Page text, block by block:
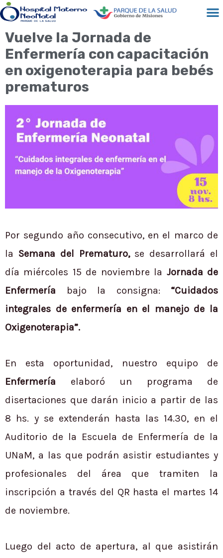
Vuelve la Jornada de
Enfermería con capacitación
en oxigenoterapia para bebés
prematuros
Por segundo año consecutivo, en el marco de
la Semana del Prematuro,se desarrollará el
día miércoles 15 de noviembre la Jornada de
Enfermería bajo la consigna: “Cuidados
integrales de enfermería en el manejo de la
Oxigenoterapia”.
En esta oportunidad, nuestro equipo de
Enfermería elaboró un programa de
disertaciones que darán inicio a partir de las
8 hs. y se extenderán hasta las 14.30, en el
Auditorio de la Escuela de Enfermería de la
UNaM, a las que podrán asistir estudiantes y
profesionales del área que tramiten la
inscripción a través del QR hasta el martes 14
de noviembre.
Luego del acto de apertura, al que asistirán